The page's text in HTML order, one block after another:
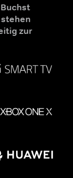
stehen
zur